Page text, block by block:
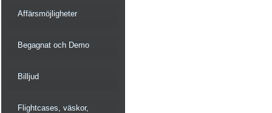
Affärsmöjligheter
Begagnat och Demo
Billjud
Flightcases, väskor,